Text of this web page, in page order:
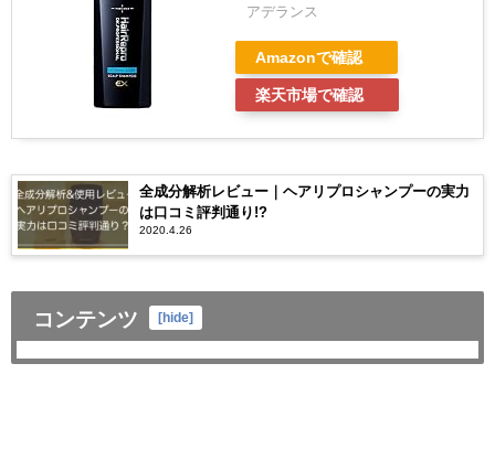
アデランス
Amazonで確認
楽天市場で確認
全成分解析レビュー｜ヘアリプロシャンプーの実力
は口コミ評判通り!?
2020.4.26
コンテンツ [hide]